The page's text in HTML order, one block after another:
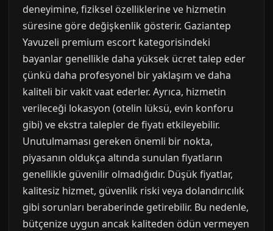
deneyimine, fiziksel özelliklerine ve hizmetin
süresine göre değişkenlik gösterir. Gaziantep
Yavuzeli premium escort kategorisindeki
bayanlar genellikle daha yüksek ücret talep eder
çünkü daha profesyonel bir yaklaşım ve daha
kaliteli bir vakit vaat ederler. Ayrıca, hizmetin
verileceği lokasyon (otelin lüksü, evin konforu
gibi) ve ekstra talepler de fiyatı etkileyebilir.
Unutulmaması gereken önemli bir nokta,
piyasanın oldukça altında sunulan fiyatların
genellikle güvenilir olmadığıdır. Düşük fiyatlar,
kalitesiz hizmet, güvenlik riski veya dolandırıcılık
gibi sorunları beraberinde getirebilir. Bu nedenle,
bütçenize uygun ancak kaliteden ödün vermeyen